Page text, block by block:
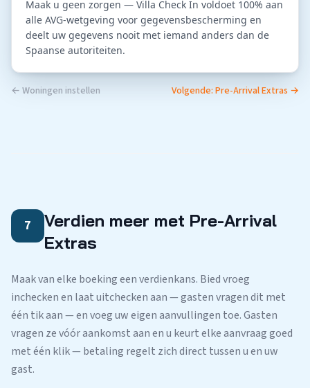
Maak u geen zorgen — Villa Check In voldoet 100% aan
alle AVG-wetgeving voor gegevensbescherming en
deelt uw gegevens nooit met iemand anders dan de
← Woningen instellen Volgende: Pre-Arrival Extras →
7
Verdien meer met Pre-Arrival
Extras
Maak van elke boeking een verdienkans. Bied vroeg
inchecken en laat uitchecken aan — gasten vragen dit met
één tik aan — en voeg uw eigen aanvullingen toe. Gasten
vragen ze vóór aankomst aan en u keurt elke aanvraag goed
met één klik — betaling regelt zich direct tussen u en uw
gast.